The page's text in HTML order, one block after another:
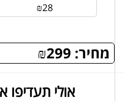
מחיר: ₪299
₪28
אולי תעדיפו